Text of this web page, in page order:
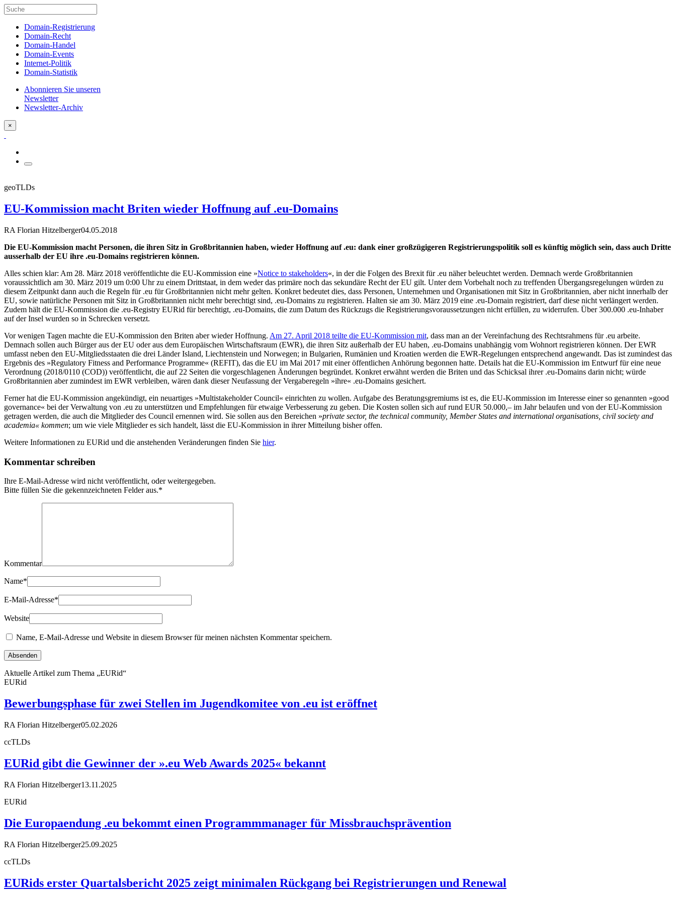
Domain-Registrierung
Domain-Recht
Domain-Handel
Domain-Events
Internet-Politik
Domain-Statistik
Abonnieren Sie unseren
Newsletter
Newsletter-Archiv
×
geoTLDs
EU-Kommission macht Briten wieder Hoffnung auf .eu-Domains
RA Florian Hitzelberger04.05.2018
Die EU-Kommission macht Personen, die ihren Sitz in Großbritannien haben, wieder Hoffnung auf .eu: dank einer großzügigeren Registrierungspolitik soll es künftig möglich sein, dass auch Dritte
ausserhalb der EU ihre .eu-Domains registrieren können.
Alles schien klar: Am 28. März 2018 veröffentlichte die EU-Kommission eine »Notice to stakeholders«, in der die Folgen des Brexit für .eu näher beleuchtet werden. Demnach werde Großbritannien
voraussichtlich am 30. März 2019 um 0:00 Uhr zu einem Drittstaat, in dem weder das primäre noch das sekundäre Recht der EU gilt. Unter dem Vorbehalt noch zu treffenden Übergangsregelungen würden zu
diesem Zeitpunkt dann auch die Regeln für .eu für Großbritannien nicht mehr gelten. Konkret bedeutet dies, dass Personen, Unternehmen und Organisationen mit Sitz in Großbritannien, aber nicht innerhalb der
EU, sowie natürliche Personen mit Sitz in Großbritannien nicht mehr berechtigt sind, .eu-Domains zu registrieren. Halten sie am 30. März 2019 eine .eu-Domain registriert, darf diese nicht verlängert werden.
Zudem hält die EU-Kommission die .eu-Registry EURid für berechtigt, .eu-Domains, die zum Datum des Rückzugs die Registrierungsvoraussetzungen nicht erfüllen, zu widerrufen. Über 300.000 .eu-Inhaber
auf der Insel wurden so in Schrecken versetzt.
Vor wenigen Tagen machte die EU-Kommission den Briten aber wieder Hoffnung. Am 27. April 2018 teilte die EU-Kommission mit, dass man an der Vereinfachung des Rechtsrahmens für .eu arbeite.
Demnach sollen auch Bürger aus der EU oder aus dem Europäischen Wirtschaftsraum (EWR), die ihren Sitz außerhalb der EU haben, .eu-Domains unabhängig vom Wohnort registrieren können. Der EWR
umfasst neben den EU-Mitgliedsstaaten die drei Länder Island, Liechtenstein und Norwegen; in Bulgarien, Rumänien und Kroatien werden die EWR-Regelungen entsprechend angewandt. Das ist zumindest das
Ergebnis des »Regulatory Fitness and Performance Programme« (REFIT), das die EU im Mai 2017 mit einer öffentlichen Anhörung begonnen hatte. Details hat die EU-Kommission im Entwurf für eine neue
Verordnung (2018/0110 (COD)) veröffentlicht, die auf 22 Seiten die vorgeschlagenen Änderungen begründet. Konkret erwähnt werden die Briten und das Schicksal ihrer .eu-Domains darin nicht; würde
Großbritannien aber zumindest im EWR verbleiben, wären dank dieser Neufassung der Vergaberegeln »ihre« .eu-Domains gesichert.
Ferner hat die EU-Kommission angekündigt, ein neuartiges »Multistakeholder Council« einrichten zu wollen. Aufgabe des Beratungsgremiums ist es, die EU-Kommission im Interesse einer so genannten »good
governance« bei der Verwaltung von .eu zu unterstützen und Empfehlungen für etwaige Verbesserung zu geben. Die Kosten sollen sich auf rund EUR 50.000,– im Jahr belaufen und von der EU-Kommission
getragen werden, die auch die Mitglieder des Council ernennen wird. Sie sollen aus den Bereichen »private sector, the technical community, Member States and international organisations, civil society and
academia« kommen; um wie viele Mitglieder es sich handelt, lässt die EU-Kommission in ihrer Mitteilung bisher offen.
Weitere Informationen zu EURid und die anstehenden Veränderungen finden Sie hier.
Kommentar schreiben
Ihre E-Mail-Adresse wird nicht veröffentlicht, oder weitergegeben.
Bitte füllen Sie die gekennzeichneten Felder aus.*
Kommentar
Name*
E-Mail-Adresse*
Website
Name, E-Mail-Adresse und Website in diesem Browser für meinen nächsten Kommentar speichern.
Aktuelle Artikel zum Thema „EURid“
EURid
Bewerbungsphase für zwei Stellen im Jugendkomitee von .eu ist eröffnet
RA Florian Hitzelberger05.02.2026
ccTLDs
EURid gibt die Gewinner der ».eu Web Awards 2025« bekannt
RA Florian Hitzelberger13.11.2025
EURid
Die Europaendung .eu bekommt einen Programmmanager für Missbrauchsprävention
RA Florian Hitzelberger25.09.2025
ccTLDs
EURids erster Quartalsbericht 2025 zeigt minimalen Rückgang bei Registrierungen und Renewal